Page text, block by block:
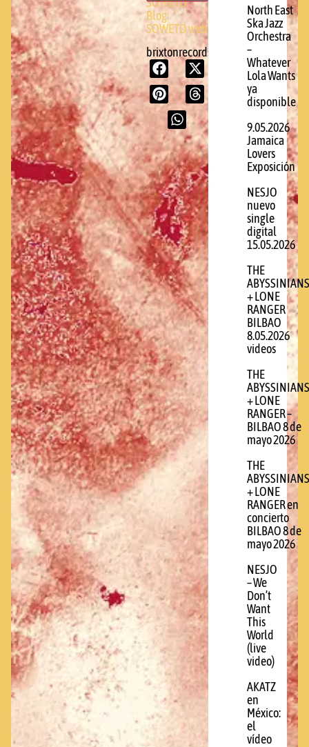
SOWETO
Blog
SOWETO web
brixtonrecords.com
North East
Ska Jazz
Orchestra
–
Whatever
Lola Wants
ya
disponible
9.05.2026
Jamaica
Lovers
Exposición
NESJO
nuevo
single
digital
15.05.2026
THE
ABYSSINIANS
+ LONE
RANGER
BILBAO
8.05.2026
videos
THE
ABYSSINIANS
+ LONE
RANGER –
BILBAO 8 de
mayo 2026
THE
ABYSSINIANS
+ LONE
RANGER en
concierto
BILBAO 8 de
mayo 2026
NESJO
– We
Don’t
Want
This
World
(live
video)
AKATZ
en
México:
el
vídeo